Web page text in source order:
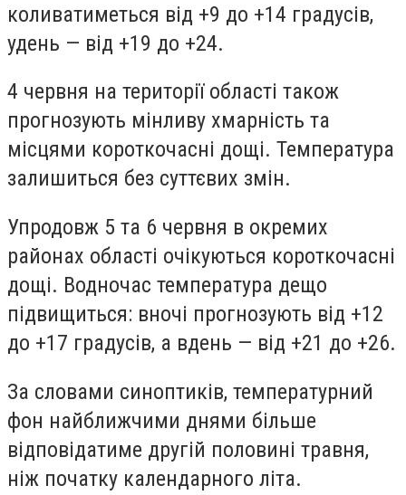
коливатиметься від +9 до +14 градусів,
удень — від +19 до +24.
4 червня на території області також
прогнозують мінливу хмарність та
місцями короткочасні дощі. Температура
залишиться без суттєвих змін.
Упродовж 5 та 6 червня в окремих
районах області очікуються короткочасні
дощі. Водночас температура дещо
підвищиться: вночі прогнозують від +12
до +17 градусів, а вдень — від +21 до +26.
За словами синоптиків, температурний
фон найближчими днями більше
відповідатиме другій половині травня,
ніж початку календарного літа.